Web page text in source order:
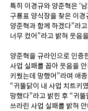
특히 이경규와 양준혁은 ‘
구룡표 양식장을 찾은 이경
양준혁과 함께 하겠다”라
너무 컸어”라고 밝혀 웃음
양준혁을 규라인으로 인증
사업 실패를 꼽아 웃음을
키웠는데 망했어”라며 애
“귀뚤닭이 내 사업 치트키
망했다”라고 밝힌 후 “귀
쓰라린 사업 실패를 밝혀